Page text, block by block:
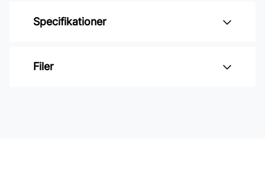
Specifikationer
Varumärke: Midbec Tapeter
Filer